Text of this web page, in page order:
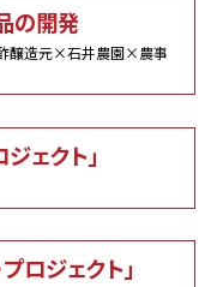
の開発
酢醸造元×石井農園×農事
ェクト」
ロジェクト」